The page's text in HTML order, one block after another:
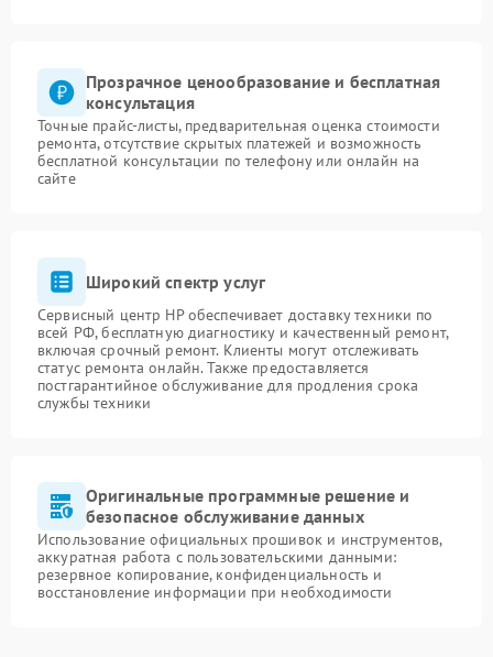
Прозрачное ценообразование и бесплатная
консультация
Точные прайс-листы, предварительная оценка стоимости
ремонта, отсутствие скрытых платежей и возможность
бесплатной консультации по телефону или онлайн на
сайте
Широкий спектр услуг
Сервисный центр HP обеспечивает доставку техники по
всей РФ, бесплатную диагностику и качественный ремонт,
включая срочный ремонт. Клиенты могут отслеживать
статус ремонта онлайн. Также предоставляется
постгарантийное обслуживание для продления срока
службы техники
Оригинальные программные решение и
безопасное обслуживание данных
Использование официальных прошивок и инструментов,
аккуратная работа с пользовательскими данными:
резервное копирование, конфиденциальность и
восстановление информации при необходимости